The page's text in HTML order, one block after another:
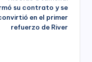
su contrato y se
en el primer
refuerzo de River